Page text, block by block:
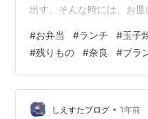
出す。そんな時には、お
お弁当箱を買ってくると
詰めておくとお弁当袋にも
自分が学校へ行くような
食べる場所は、近所の公
るようで、そんな噂は同じ
#お弁当 #ランチ #玉子
#残りもの #奈良 #ブラ
しえすたブログ • 1年前